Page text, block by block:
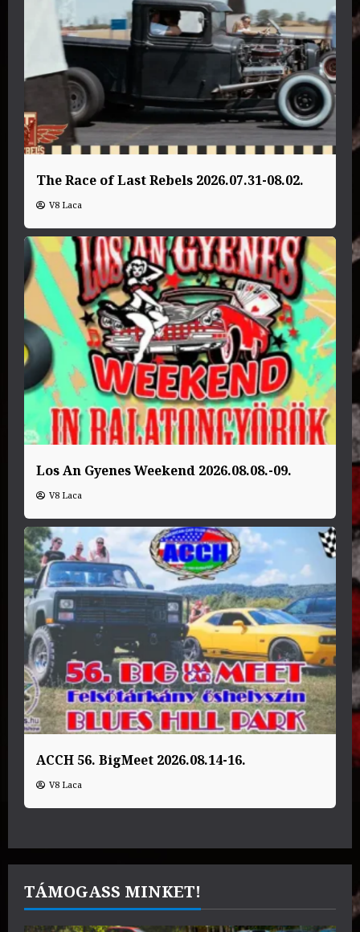
The Race of Last Rebels 2026.07.31-08.02.
V8 Laca
Los An Gyenes Weekend 2026.08.08.-09.
V8 Laca
ACCH 56. BigMeet 2026.08.14-16.
V8 Laca
TÁMOGASS MINKET!